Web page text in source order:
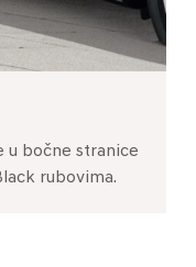
u bočne stranice
rubovima.